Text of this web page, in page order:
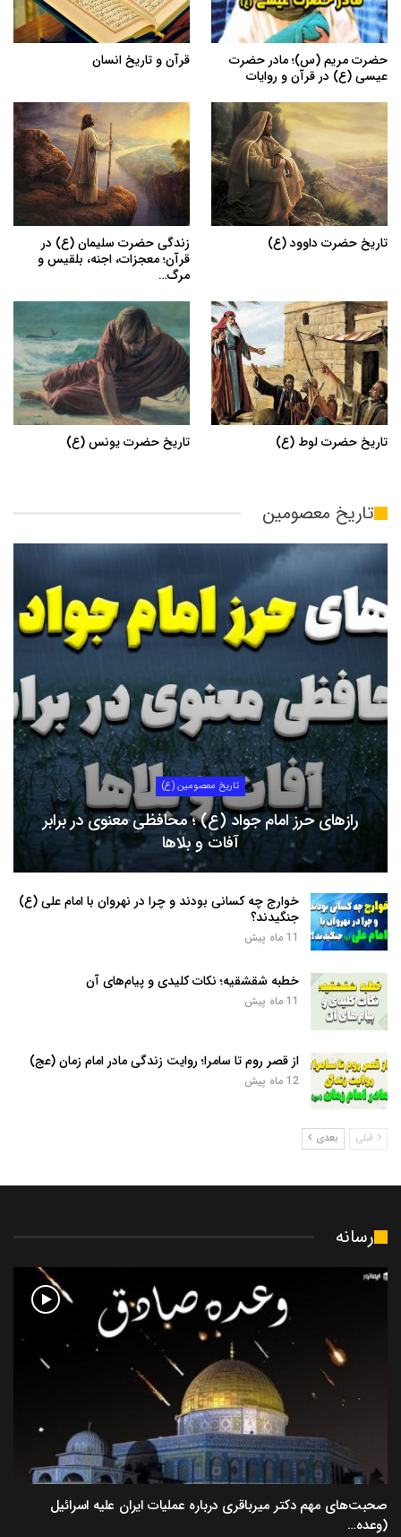
حضرت مریم (س)؛ مادر حضرت
عیسی (ع) در قرآن و روایات
قرآن و تاریخ انسان
تاریخ حضرت داوود (ع)
زندگی حضرت سلیمان (ع) در
قرآن؛ معجزات، اجنه، بلقیس و
مرگ…
تاریخ حضرت لوط (ع) تاریخ حضرت یونس (ع)
تاریخ معصومین
تاریخ معصومین (ع)
رازهای حرز امام جواد (ع) ؛ محافظی معنوی در برابر
آفات و بلاها
خوارج چه کسانی بودند و چرا در نهروان با امام علی (ع)
جنگیدند؟
11 ماه پیش
خطبه شقشقیه؛ نکات کلیدی و پیام‌های آن
11 ماه پیش
از قصر روم تا سامرا؛ روایت زندگی مادر امام زمان (عج)
12 ماه پیش
قبلی بعدی
رسانه
صحبت‌های مهم دکتر میرباقری درباره عملیات ایران علیه اسرائیل
(وعده…